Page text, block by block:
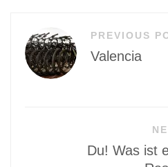
PREVIOUS
Valencia
Du! Was ist